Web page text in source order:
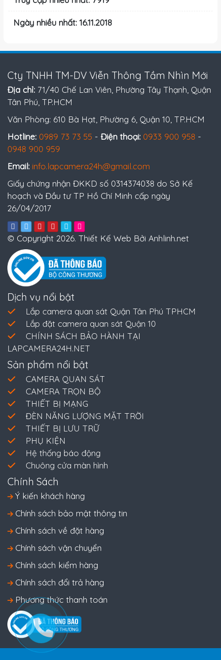
Ngày nhiều nhất: 16.11.2018
Cty TNHH TM-DV Viễn Thông Tầm Nhìn Mới
Địa chỉ: 71/40 Chế Lan Viên, Phường Tây Thạnh, Quận
Tân Phú, TP.HCM
Văn Phòng: 610 Bà Hạt, Phường 6, Quận 10, TP.HCM
Hotline: 0989 73 73 55 - Điện thoại: 0933 900 958 -
0948 900 959
Email: info.lapcamera24h@gmail.com
Giấy chứng nhận ĐKKD số 0314374038 do Sở Kế
hoạch và Đầu tư TP Hồ Chí Minh cấp ngày
26/04/2017
© Copyright 2026. Thiết Kế Web Bởi Anhlinh.net
Dịch vụ nổi bật
Lắp camera quan sát Quận Tân Phú TPHCM
Lắp đặt camera quan sát Quận 10
CHÍNH SÁCH BẢO HÀNH TẠI
LAPCAMERA24H.NET
Sản phẩm nổi bật
CAMERA QUAN SÁT
CAMERA TRỌN BỘ
THIẾT BỊ MẠNG
ĐÈN NĂNG LƯỢNG MẶT TRỜI
THIẾT BỊ LƯU TRỮ
PHỤ KIỆN
Hệ thống báo động
Chuông cửa màn hình
Chính Sách
Ý kiến khách hàng
Chính sách bảo mật thông tin
Chính sách về đặt hàng
Chính sách vận chuyển
Chính sách kiểm hàng
Chính sách đổi trả hàng
Phương thức thanh toán